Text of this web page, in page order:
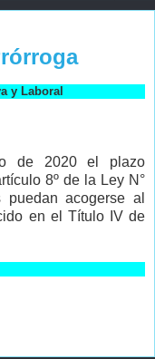
y Laboral
de 2020 el plazo
8º de la Ley N°
acogerse al
en el Título IV de